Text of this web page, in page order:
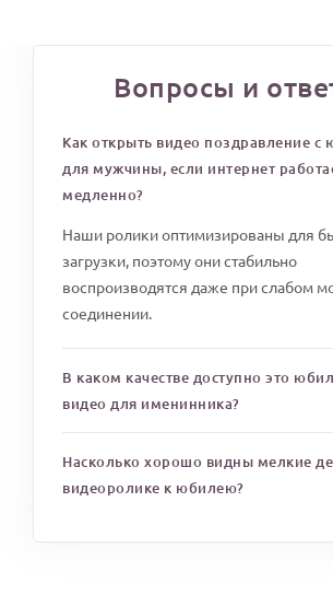
Вопросы и
Как открыть видео поздравление с
для мужчины, если интернет
медленно?
Наши ролики оптимизированы для
загрузки, поэтому они стабильно
воспроизводятся даже при слабом
соединении.
В каком качестве доступно это
видео для именинника?
Насколько хорошо видны мелкие
видеоролике к юбилею?